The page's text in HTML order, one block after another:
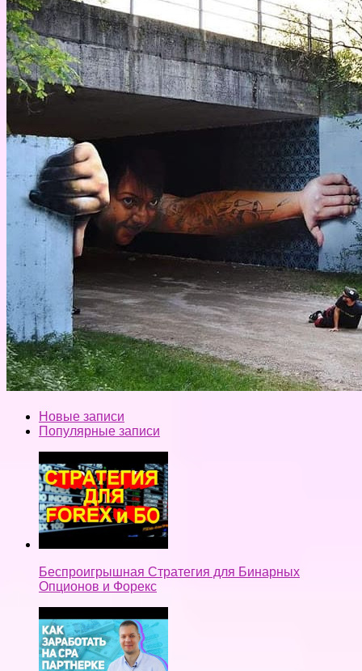
Новые записи
Популярные записи
Беспроигрышная Стратегия для Бинарных
Опционов и Форекс